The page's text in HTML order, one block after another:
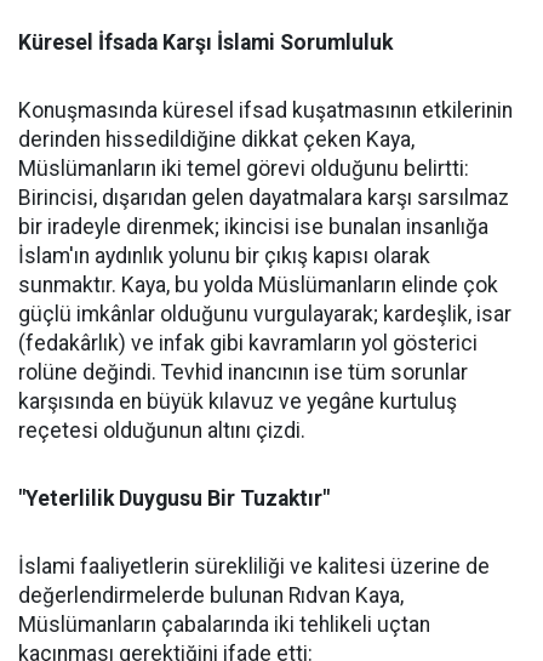
Küresel İfsada Karşı İslami Sorumluluk
Konuşmasında küresel ifsad kuşatmasının etkilerinin
derinden hissedildiğine dikkat çeken Kaya,
Müslümanların iki temel görevi olduğunu belirtti:
Birincisi, dışarıdan gelen dayatmalara karşı sarsılmaz
bir iradeyle direnmek; ikincisi ise bunalan insanlığa
İslam'ın aydınlık yolunu bir çıkış kapısı olarak
sunmaktır. Kaya, bu yolda Müslümanların elinde çok
güçlü imkânlar olduğunu vurgulayarak; kardeşlik, isar
(fedakârlık) ve infak gibi kavramların yol gösterici
rolüne değindi. Tevhid inancının ise tüm sorunlar
karşısında en büyük kılavuz ve yegâne kurtuluş
reçetesi olduğunun altını çizdi.
"Yeterlilik Duygusu Bir Tuzaktır"
İslami faaliyetlerin sürekliliği ve kalitesi üzerine de
değerlendirmelerde bulunan Rıdvan Kaya,
Müslümanların çabalarında iki tehlikeli uçtan
kaçınması gerektiğini ifade etti: